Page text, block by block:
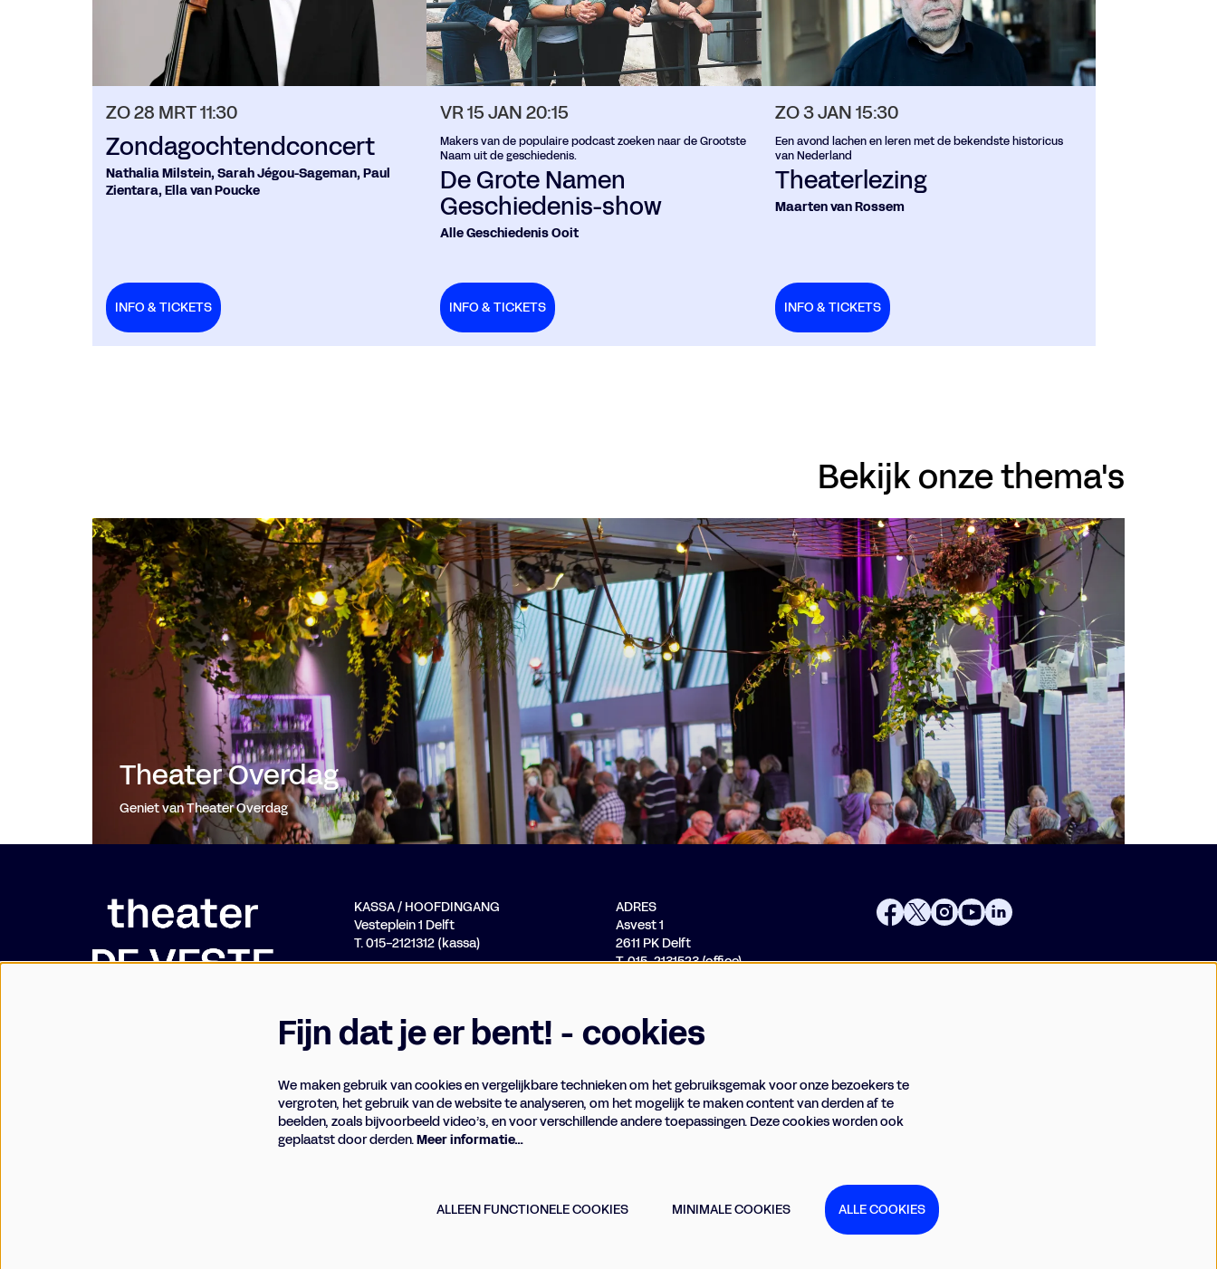
Zondagochtendconcert
Nathalia Milstein, Sarah Jégou-Sageman, Paul
Zientara, Ella van Poucke
ZO 28 MRT11:30
INFO & TICKETS
De Grote Namen
Geschiedenis-show
Alle Geschiedenis Ooit
Makers van de populaire podcast zoeken naar de Grootste
Naam uit de geschiedenis.
VR 15 JAN20:15
INFO & TICKETS
Theaterlezing
Maarten van Rossem
Een avond lachen en leren met de bekendste historicus
van Nederland
ZO 3 JAN15:30
INFO & TICKETS
Bekijk onze thema's
Theater Overdag
Geniet van Theater Overdag
KASSA / HOOFDINGANG
Vesteplein 1 Delft
T. 015-2121312 (kassa)
ADRES
Asvest 1
2611 PK Delft
T. 015-2131523 (office)
Deze site wordt beschermd door reCAPTCHA, dataverwerking
gebeurt in overeenstemming met de
van Google.
Fijn dat je er bent! - cookies
We maken gebruik van cookies en vergelijkbare technieken om het gebruiksgemak voor onze bezoekers te
vergroten, het gebruik van de website te analyseren, om het mogelijk te maken content van derden af te
beelden, zoals bijvoorbeeld video’s, en voor verschillende andere toepassingen. Deze cookies worden ook
geplaatst door derden.Meer informatie…
ALLEEN FUNCTIONELE COOKIES MINIMALE COOKIES ALLE COOKIES